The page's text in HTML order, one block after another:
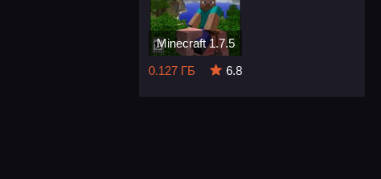
Minecraft 1.7.5
0.127 ГБ
6.8